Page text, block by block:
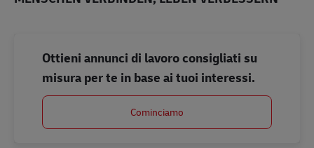
Ottieni annunci di lavoro consigliati su
misura per te in base ai tuoi interessi.
Cominciamo